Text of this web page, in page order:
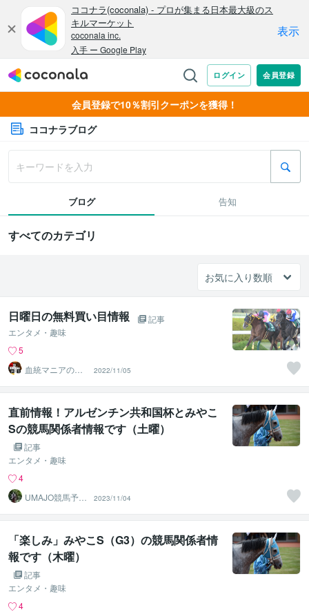
会員登録で10％割引クーポンを獲得！
ココナラブログ
ブログ 告知
すべてのカテゴリ
日曜日の無料買い目情報
記事
エンタメ・趣味
5
血統マニアの独
り言
2022/11/05
直前情報！アルゼンチン共和国杯とみやこ
Sの競馬関係者情報です（土曜）
記事
エンタメ・趣味
4
UMAJO競馬予想
2023/11/04
「楽しみ」みやこS（G3）の競馬関係者情
報です（木曜）
記事
エンタメ・趣味
4